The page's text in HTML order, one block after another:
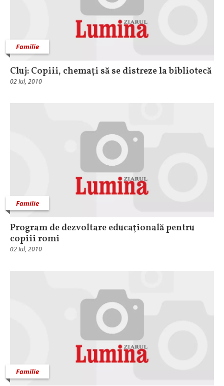
Familie
Cluj: Copiii, chemaţi să se distreze la bibliotecă
02 Iul, 2010
Familie
Program de dezvoltare educaţională pentru
copiii romi
02 Iul, 2010
Familie